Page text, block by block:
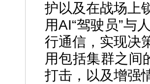
护以及在战场上
用AI“驾驶员”与
行通信，实现决
用包括集群之间
打击，以及增强